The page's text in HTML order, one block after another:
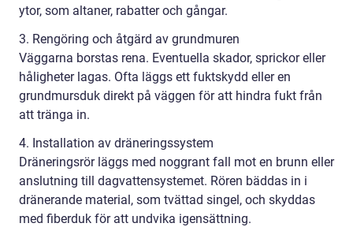
ytor, som altaner, rabatter och gångar.
3. Rengöring och åtgärd av grundmuren
Väggarna borstas rena. Eventuella skador, sprickor eller
håligheter lagas. Ofta läggs ett fuktskydd eller en
grundmursduk direkt på väggen för att hindra fukt från
att tränga in.
4. Installation av dräneringssystem
Dräneringsrör läggs med noggrant fall mot en brunn eller
anslutning till dagvattensystemet. Rören bäddas in i
dränerande material, som tvättad singel, och skyddas
med fiberduk för att undvika igensättning.